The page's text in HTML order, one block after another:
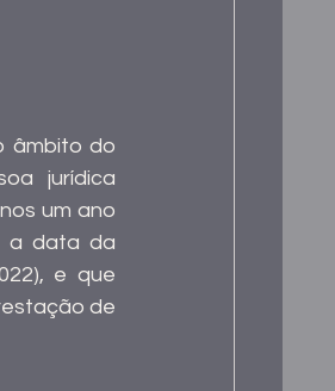
âmbito do
jurídica
um ano
a data da
e que
de